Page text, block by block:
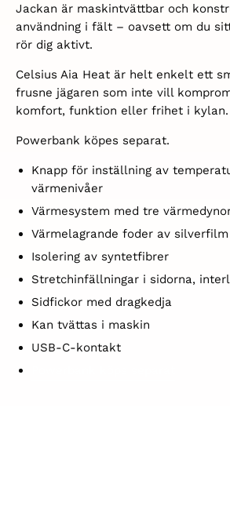
Jackan är maskintvättbar och
användning i fält – oavsett om du
rör dig aktivt.
Celsius Aia Heat är helt enkelt ett
frusne jägaren som inte vill
komfort, funktion eller frihet i kylan.
Powerbank köpes separat.
Knapp för inställning av
värmenivåer
Värmesystem med tre
Värmelagrande foder av silverfilm
Isolering av syntetfibrer
Stretchinfällningar i sidorna,
Sidfickor med dragkedja
Kan tvättas i maskin
USB-C-kontakt